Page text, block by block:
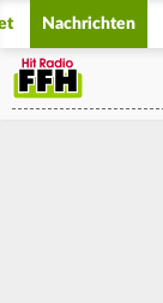
Nachrichten